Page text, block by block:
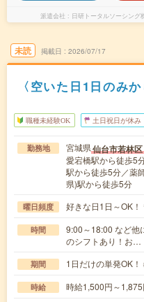
派遣会社 日研トータルソーシン
未読 掲載日 2026/07/17
〈空いた日1日のみ
職種未経験OK 土日祝日が休み
勤務地 宮城県仙台市若林区
愛宕橋駅から徒歩5
駅から徒歩5分／薬
県)駅から徒歩5分
曜日頻度 好きな日1日～OK！
時間
9:00～18:00 など
のシフトあり！お…
期間 1日だけの単発OK
時給 時給1,500円～1,875